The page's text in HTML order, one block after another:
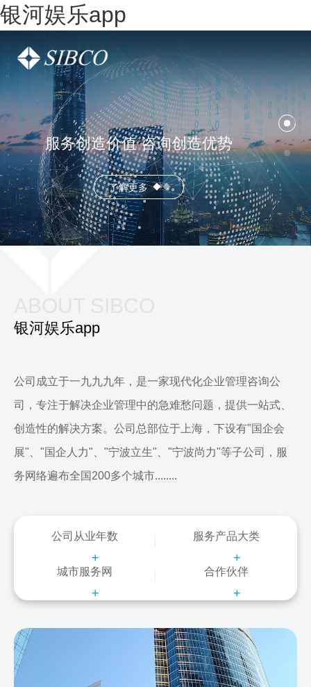
银河娱乐app
服务创造价值 咨询创造优势
了解更多
银河娱乐app
公司成立于一九九九年，是一家现代化企业管理咨询公
司，专注于解决企业管理中的急难愁问题，提供一站式、
创造性的解决方案。公司总部位于上海，下设有"国企会
展"、"国企人力"、"宁波立生"、"宁波尚力"等子公司，服
务网络遍布全国200多个城市........
公司从业年数
+
服务产品大类
+
城市服务网
+
合作伙伴
+